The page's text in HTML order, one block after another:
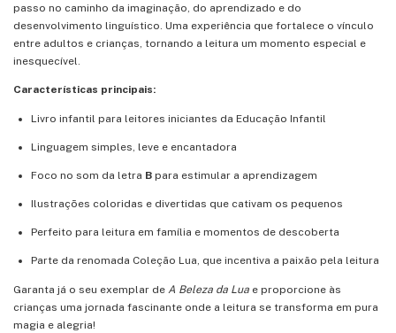
passo no caminho da imaginação, do aprendizado e do
desenvolvimento linguístico. Uma experiência que fortalece o vínculo
entre adultos e crianças, tornando a leitura um momento especial e
inesquecível.
Características principais:
Livro infantil para leitores iniciantes da Educação Infantil
Linguagem simples, leve e encantadora
Foco no som da letra B para estimular a aprendizagem
Ilustrações coloridas e divertidas que cativam os pequenos
Perfeito para leitura em família e momentos de descoberta
Parte da renomada Coleção Lua, que incentiva a paixão pela leitura
Garanta já o seu exemplar de A Beleza da Lua e proporcione às
crianças uma jornada fascinante onde a leitura se transforma em pura
magia e alegria!